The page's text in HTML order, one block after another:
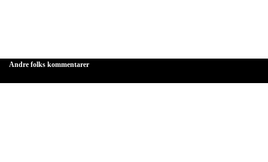
Andre folks kommentarer